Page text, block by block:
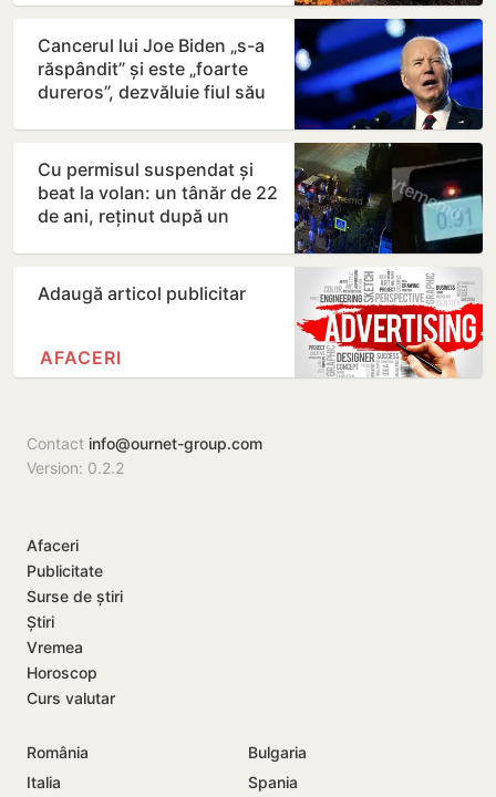
Cancerul lui Joe Biden „s-a
răspândit” și este „foarte
dureros”, dezvăluie fiul său
Cu permisul suspendat și
beat la volan: un tânăr de 22
de ani, reținut după un
Adaugă articol publicitar
AFACERI
Contact info@ournet-group.com
Version: 0.2.2
Afaceri
Publicitate
Surse de știri
Știri
Vremea
Horoscop
Curs valutar
România
Bulgaria
Italia
Spania